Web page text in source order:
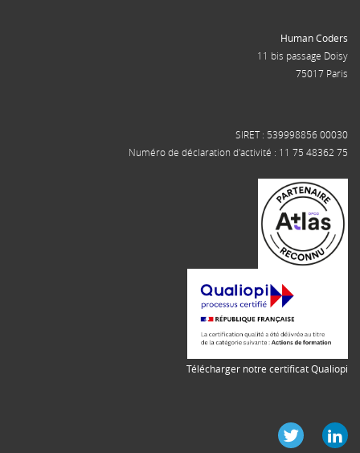
Human Coders
11 bis passage Doisy
75017 Paris
SIRET : 539998856 00030
Numéro de déclaration d'activité : 11 75 48362 75
Télécharger notre certificat Qualiopi